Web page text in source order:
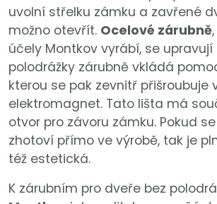
uvolní střelku zámku a zavřené
možno otevřít. Ocelové zárubně
účely Montkov vyrábí, se upravují
polodrážky zárubně vkládá
kterou se pak zevnitř přišroubuje
elektromagnet. Tato lišta má
otvor pro závoru zámku. Pokud
zhotoví přímo ve výrobě, tak je
též estetická.
K zárubním pro dveře bez